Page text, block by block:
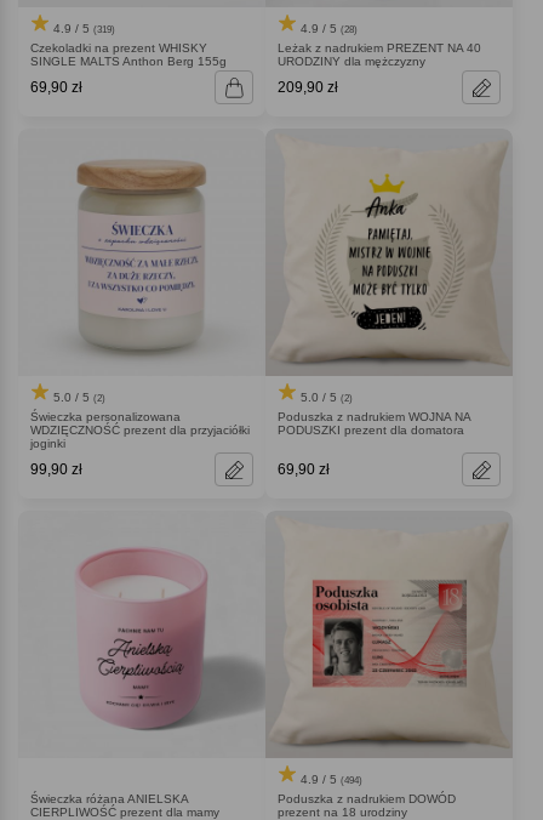
4.9 / 5 (319)
Czekoladki na prezent WHISKY
SINGLE MALTS Anthon Berg 155g
69,90 zł
4.9 / 5 (28)
Leżak z nadrukiem PREZENT NA 40
URODZINY dla mężczyzny
209,90 zł
5.0 / 5 (2)
Świeczka personalizowana
WDZIĘCZNOŚĆ prezent dla przyjaciółki
joginki
99,90 zł
5.0 / 5 (2)
Poduszka z nadrukiem WOJNA NA
PODUSZKI prezent dla domatora
69,90 zł
Świeczka różana ANIELSKA
CIERPLIWOŚĆ prezent dla mamy
4.9 / 5 (494)
Poduszka z nadrukiem DOWÓD
prezent na 18 urodziny